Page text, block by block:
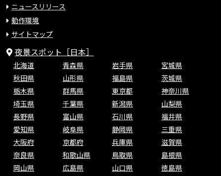
ニュースリリース
動作環境
サイトマップ
夜景スポット［日本］
北海道 青森県 岩手県
宮城県
秋田県
山形県 福島県
茨城県
栃木県
群馬県 東京都
神奈川県
埼玉県
千葉県 新潟県
山梨県
長野県
富山県 石川県
福井県
愛知県
岐阜県 静岡県
三重県
大阪府
京都府 兵庫県
滋賀県
奈良県
和歌山県 鳥取県
島根県
岡山県
広島県 山口県
徳島県